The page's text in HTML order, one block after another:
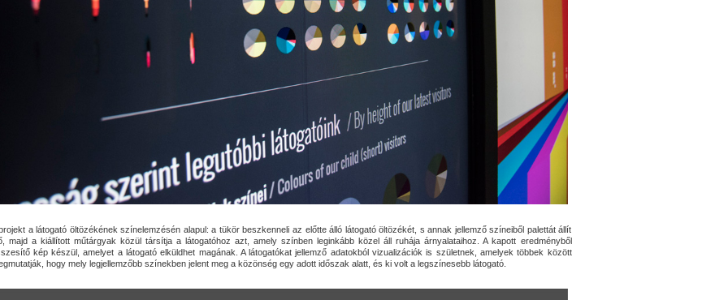
a látogató öltözékének színelemzésén alapul: a tükör beszkenneli az előtte álló látogató öltözékét, s annak jellemző színeiből palettát állít
majd a kiállított műtárgyak közül társítja a látogatóhoz azt, amely színben leginkább közel áll ruhája árnyalataihoz. A kapott eredményből
kép készül, amelyet a látogató elküldhet magának. A látogatókat jellemző adatokból vizualizációk is születnek, amelyek többek között
hogy mely legjellemzőbb színekben jelent meg a közönség egy adott időszak alatt, és ki volt a legszínesebb látogató.